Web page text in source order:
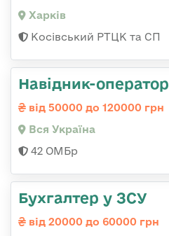
Харків
Косівський РТЦК та СП
Навідник-оператор
від 50000 до 120000 грн
Вся Україна
42 ОМБр
Бухгалтер у ЗСУ
від 20000 до 60000 грн